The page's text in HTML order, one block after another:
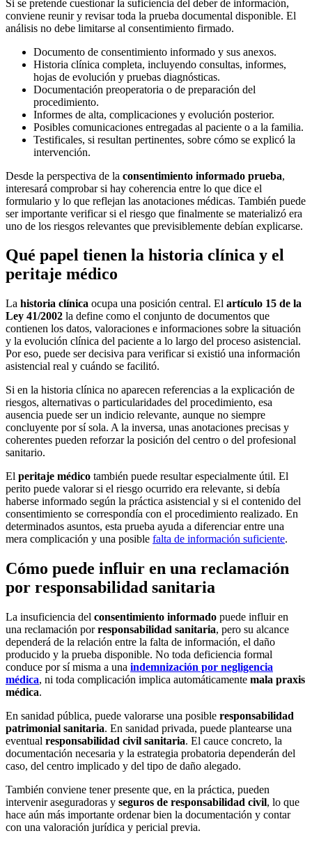
Si se pretende cuestionar la suficiencia del deber de información,
conviene reunir y revisar toda la prueba documental disponible. El
análisis no debe limitarse al consentimiento firmado.
Documento de consentimiento informado y sus anexos.
Historia clínica completa, incluyendo consultas, informes,
hojas de evolución y pruebas diagnósticas.
Documentación preoperatoria o de preparación del
procedimiento.
Informes de alta, complicaciones y evolución posterior.
Posibles comunicaciones entregadas al paciente o a la familia.
Testificales, si resultan pertinentes, sobre cómo se explicó la
intervención.
Desde la perspectiva de la consentimiento informado prueba,
interesará comprobar si hay coherencia entre lo que dice el
formulario y lo que reflejan las anotaciones médicas. También puede
ser importante verificar si el riesgo que finalmente se materializó era
uno de los riesgos relevantes que previsiblemente debían explicarse.
Qué papel tienen la historia clínica y el
peritaje médico
La historia clínica ocupa una posición central. El artículo 15 de la
Ley 41/2002 la define como el conjunto de documentos que
contienen los datos, valoraciones e informaciones sobre la situación
y la evolución clínica del paciente a lo largo del proceso asistencial.
Por eso, puede ser decisiva para verificar si existió una información
asistencial real y cuándo se facilitó.
Si en la historia clínica no aparecen referencias a la explicación de
riesgos, alternativas o particularidades del procedimiento, esa
ausencia puede ser un indicio relevante, aunque no siempre
concluyente por sí sola. A la inversa, unas anotaciones precisas y
coherentes pueden reforzar la posición del centro o del profesional
sanitario.
El peritaje médico también puede resultar especialmente útil. El
perito puede valorar si el riesgo ocurrido era relevante, si debía
haberse informado según la práctica asistencial y si el contenido del
consentimiento se correspondía con el procedimiento realizado. En
determinados asuntos, esta prueba ayuda a diferenciar entre una
mera complicación y una posible falta de información suficiente.
Cómo puede influir en una reclamación
por responsabilidad sanitaria
La insuficiencia del consentimiento informado puede influir en
una reclamación porresponsabilidad sanitaria, pero su alcance
dependerá de la relación entre la falta de información, el daño
producido y la prueba disponible. No toda deficiencia formal
conduce por sí misma a una indemnización por negligencia
médica, ni toda complicación implica automáticamente mala praxis
médica.
En sanidad pública, puede valorarse una posible responsabilidad
patrimonial sanitaria. En sanidad privada, puede plantearse una
eventual responsabilidad civil sanitaria. El cauce concreto, la
documentación necesaria y la estrategia probatoria dependerán del
caso, del centro implicado y del tipo de daño alegado.
También conviene tener presente que, en la práctica, pueden
intervenir aseguradoras y seguros de responsabilidad civil, lo que
hace aún más importante ordenar bien la documentación y contar
con una valoración jurídica y pericial previa.